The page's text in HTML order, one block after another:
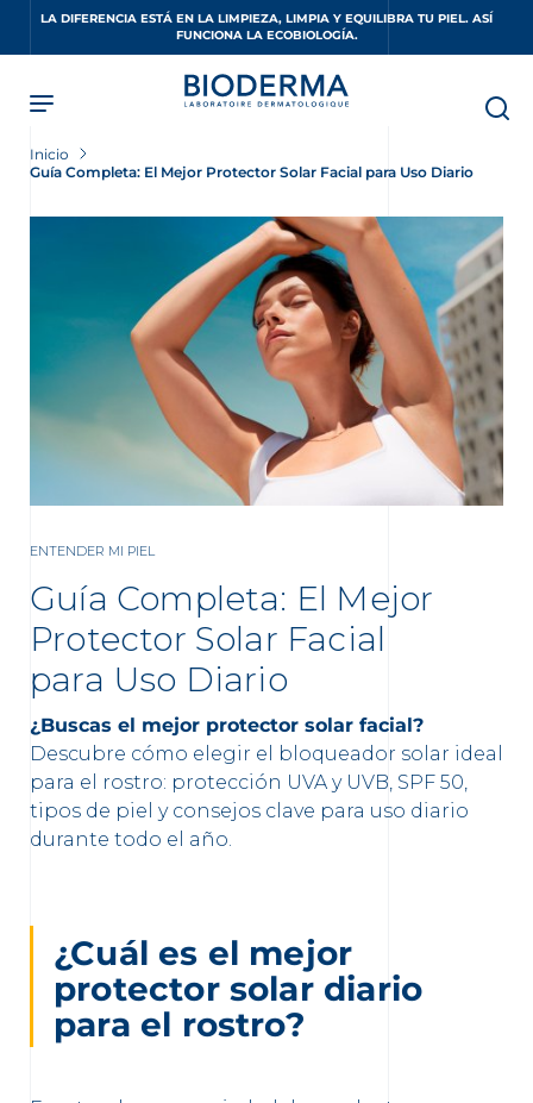
LA DIFERENCIA ESTÁ EN LA LIMPIEZA, LIMPIA Y EQUILIBRA TU PIEL. ASÍ
FUNCIONA LA ECOBIOLOGÍA.
Inicio
Guía Completa: El Mejor Protector Solar Facial para Uso Diario
ENTENDER MI PIEL
Guía Completa: El Mejor
Protector Solar Facial
para Uso Diario
¿Buscas el mejor protector solar facial?
Descubre cómo elegir el bloqueador solar ideal
para el rostro: protección UVA y UVB, SPF 50,
tipos de piel y consejos clave para uso diario
durante todo el año.
¿Cuál es el mejor
protector solar diario
para el rostro?